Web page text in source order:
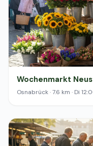
Wochenmarkt
Osnabrück · 7.6 km · Di